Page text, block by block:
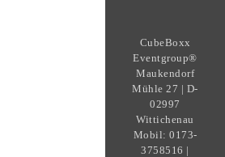
CubeBoxx
Eventgroup®
Maukendorf
Mühle 27 | D-
02997
Wittichenau
Mobil: 0173-
3758516 |